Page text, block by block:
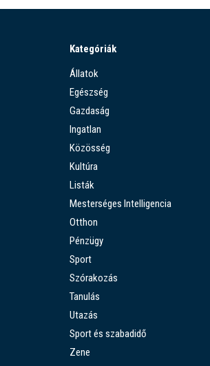
Kategóriák
Állatok
Egészség
Gazdaság
Ingatlan
Közösség
Kultúra
Listák
Mesterséges Intelligencia
Otthon
Pénzügy
Sport
Szórakozás
Tanulás
Utazás
Sport és szabadidő
Zene